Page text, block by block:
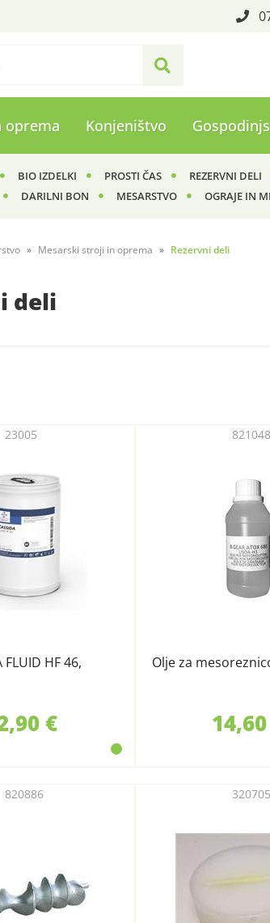
oprema Konjeništvo
BIO IZDELKI PROSTI ČAS REZERVNI DELI
DARILNI BON MESARSTVO OGRAJE IN
Mesarski stroji in oprema Rezervni deli
deli
FLUID HF 46,
23005
€
Olje za
821048
820886 320705